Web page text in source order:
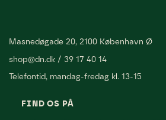
Masnedøgade 20, 2100 København Ø
shop@dn.dk / 39 17 40 14
Telefontid, mandag-fredag kl. 13-15
FIND OS PÅ